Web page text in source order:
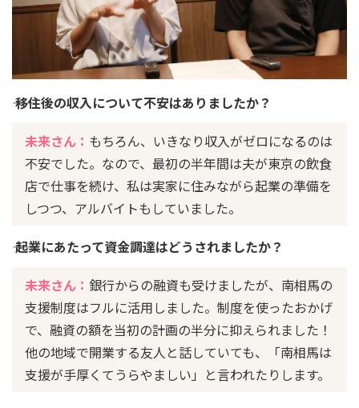
―― 移住後の収入について不安はありましたか？
未来さん： もちろん、いきなり収入がゼロになるのは
不安でした。なので、最初の半年間は夫が東京の飲食
店で仕事を続け、私は実家に住みながら起業の準備を
しつつ、アルバイトもしていました。
―― 起業にあたって資金調達はどうされましたか？
未来さん： 銀行からの融資も受けましたが、南相馬の
支援制度はフルに活用しました。制度を使ったおかげ
で、融資の額を当初の計画の半分に抑えられました！
他の地域で開業する友人と話していても、「南相馬は
支援が手厚くてうらやましい」と言われたりします。